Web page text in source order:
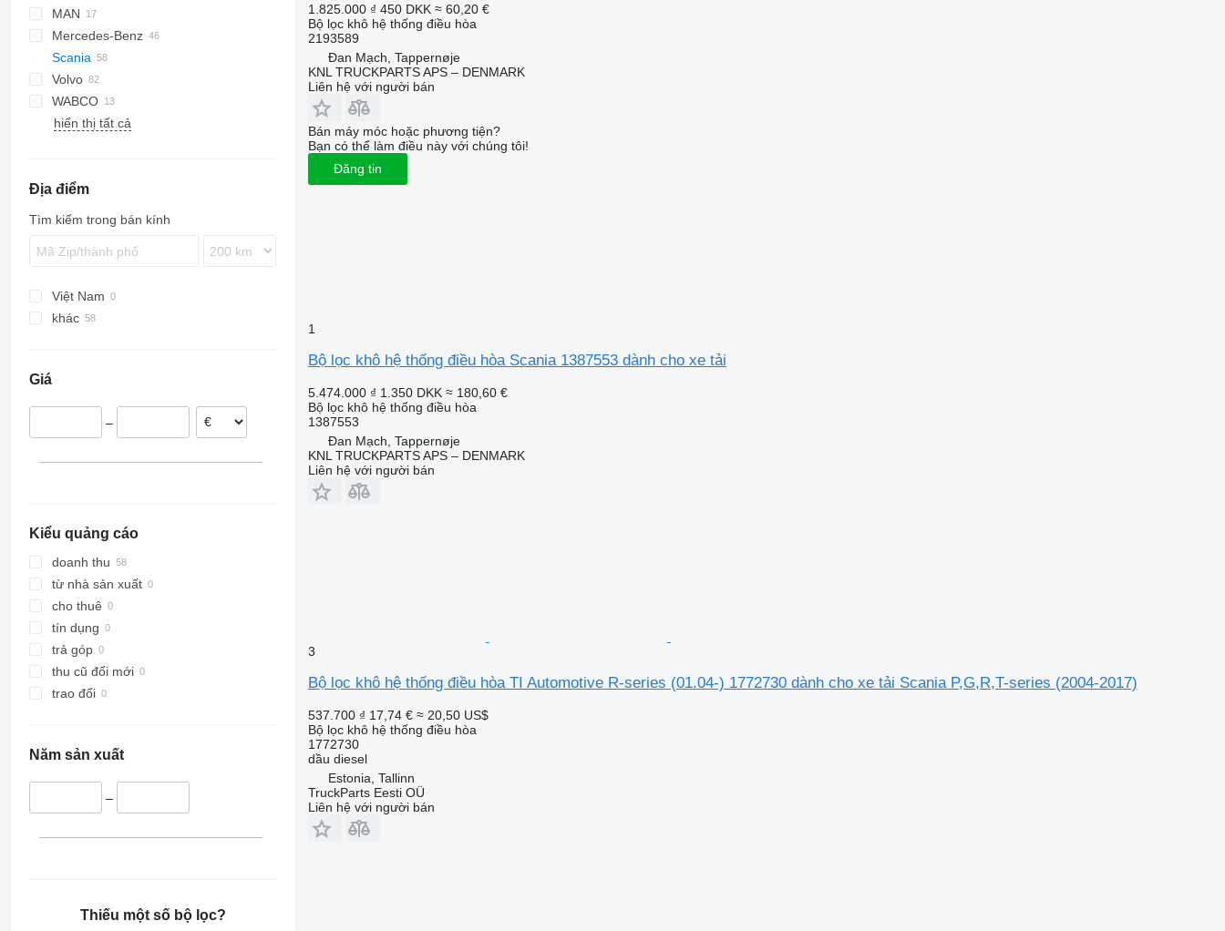
XF
MAN
TGS
TGX
Mercedes-Benz
A-Class
Actros
Antos
Arocs
Scania
P-series
P94
Volvo
B-series
FH
WABCO
hiển thị tất cả
Địa điểm
Tìm kiếm trong bán kính
Việt Nam
khác
Litva
Giá
–
Kiểu quảng cáo
doanh thu
từ nhà sản xuất
cho thuê
tín dụng
trả góp
thu cũ đổi mới
trao đổi
Năm sản xuất
–
Thiếu một số bộ lọc?
1.825.000 ₫ 450 DKK ≈ 60,20 €
Bộ lọc khô hệ thống điều hòa
2193589
Đan Mạch, Tappernøje
KNL TRUCKPARTS APS – DENMARK
Liên hệ với người bán
Bán máy móc hoặc phương tiện?
Bạn có thể làm điều này với chúng tôi!
Đăng tin
1
Bộ lọc khô hệ thống điều hòa Scania 1387553 dành cho xe tải
5.474.000 ₫ 1.350 DKK ≈ 180,60 €
Bộ lọc khô hệ thống điều hòa
1387553
Đan Mạch, Tappernøje
KNL TRUCKPARTS APS – DENMARK
Liên hệ với người bán
3
Bộ lọc khô hệ thống điều hòa TI Automotive R-series (01.04-) 1772730 dành cho xe tải Scania P,G,R,T-series (2004-2017)
537.700 ₫ 17,74 € ≈ 20,50 US$
Bộ lọc khô hệ thống điều hòa
1772730
dầu diesel
Estonia, Tallinn
TruckParts Eesti OÜ
Liên hệ với người bán